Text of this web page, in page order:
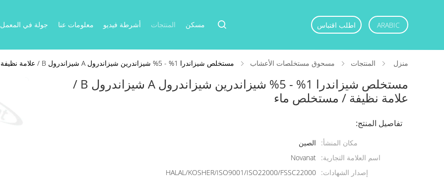
مسكن المنتجات أشرطة فيديو معلومات عنا جولة في المعمل اطلب اقتباس ARABIC
منزل المنتجات مسحوق مستخلصات الأعشاب مستخلص شيزاندرا 1% - 5% شيزاندرين شيزاندرول A شيزاندرول B / علامة نظيفة / مستخلص ماء
مستخلص شيزاندرا 1% - 5% شيزاندرين شيزاندرول A شيزاندرول B /
علامة نظيفة / مستخلص ماء
تفاصيل المنتج:
مكان المنشأ:
الصين
اسم العلامة التجارية: Novanat
إصدار الشهادات: HALAL/KOSHER/ISO9001/ISO22000/FSSC22000